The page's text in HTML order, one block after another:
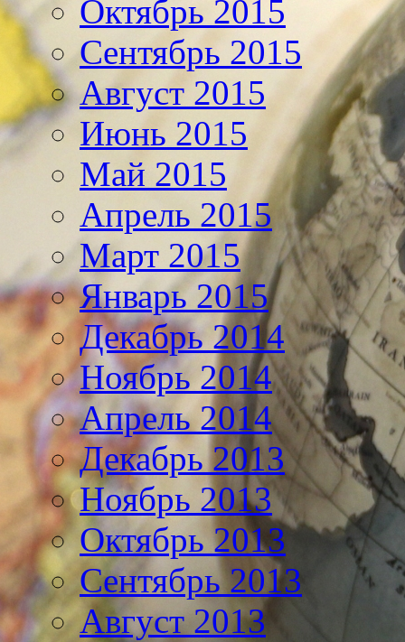
Октябрь 2015
Сентябрь 2015
Август 2015
Июнь 2015
Май 2015
Апрель 2015
Март 2015
Январь 2015
Декабрь 2014
Ноябрь 2014
Апрель 2014
Декабрь 2013
Ноябрь 2013
Октябрь 2013
Сентябрь 2013
Август 2013